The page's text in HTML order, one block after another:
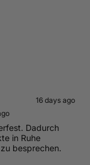
16 days ago
Dadurch
in Ruhe
besprechen.